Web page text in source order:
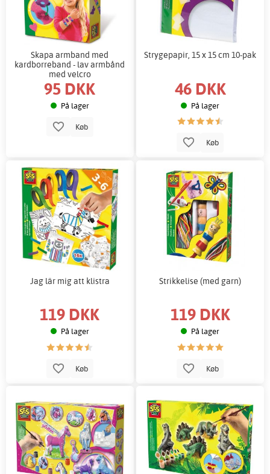
Skapa armband med
kardborreband - lav armbånd
med velcro
95 DKK
På lager
Køb
Strygepapir, 15 x 15 cm 10-pak
46 DKK
På lager
Køb
Jag lär mig att klistra
119 DKK
På lager
Køb
Strikkelise (med garn)
119 DKK
På lager
Køb